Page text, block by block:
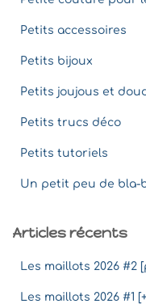
Petits accessoires
Petits bijoux
Petits joujous et
Petits trucs déco
Petits tutoriels
Un petit peu de bla-
Articles récents
Les maillots 2026 #2
Les maillots 2026 #1